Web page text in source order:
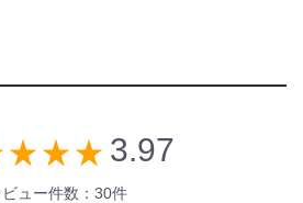
star_rate star_rate star_rate 3.97
ビュー件数：30件